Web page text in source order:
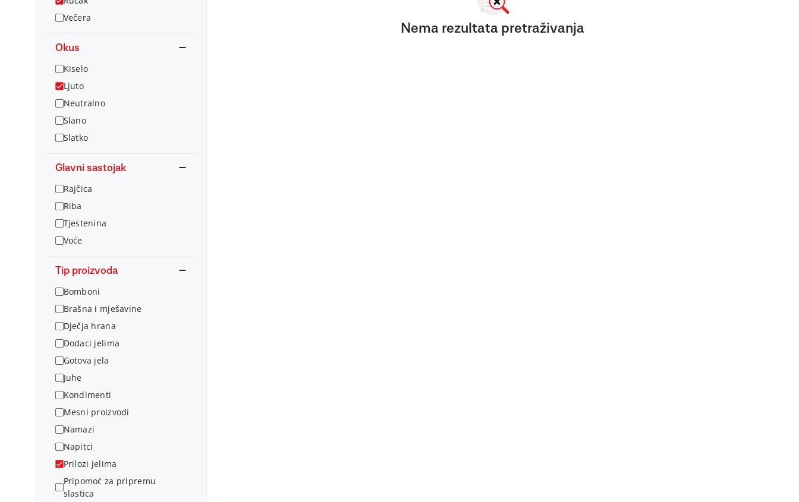
Večera
Okus
Kiselo
Ljuto
Neutralno
Slano
Slatko
Glavni sastojak
Rajčica
Riba
Tjestenina
Voće
Tip proizvoda
Bomboni
Brašna i mješavine
Dječja hrana
Dodaci jelima
Gotova jela
Juhe
Kondimenti
Mesni proizvodi
Namazi
Napitci
Prilozi jelima
Pripomoć za pripremu
slastica
Nema rezultata pretraživanja